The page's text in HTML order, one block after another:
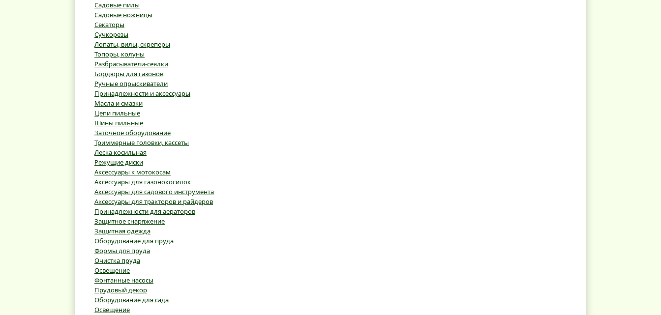
Садовые пилы
Садовые ножницы
Секаторы
Сучкорезы
Лопаты, вилы, скреперы
Топоры, колуны
Разбрасыватели-сеялки
Бордюры для газонов
Ручные опрыскиватели
Принадлежности и аксессуары
Масла и смазки
Цепи пильные
Шины пильные
Заточное оборудование
Триммерные головки, кассеты
Леска косильная
Режущие диски
Аксессуары к мотокосам
Аксессуары для газонокосилок
Аксессуары для садового инструмента
Аксессуары для тракторов и райдеров
Принадлежности для аераторов
Защитное снаряжение
Защитная одежда
Оборудование для пруда
Формы для пруда
Очистка пруда
Освещение
Фонтанные насосы
Прудовый декор
Оборудование для сада
Освещение